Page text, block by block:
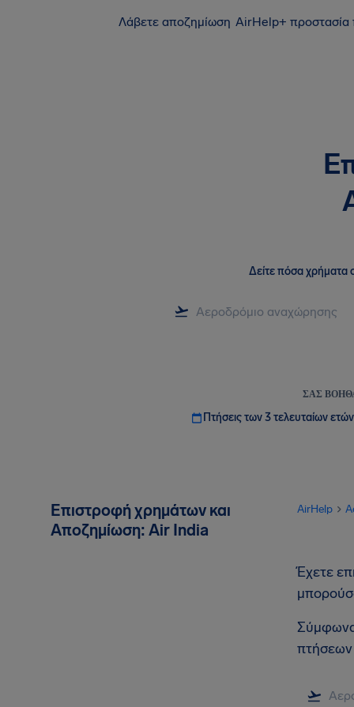
Λάβετε αποζημίωση AirHelp+ προστασία
Δείτε πόσα χρήματα
ΣΑΣ
Πτήσεις των 3 τελευταίων ετών
Επιστροφή χρημάτων και
Αποζημίωση: Air India
AirHelp
Έχετε
Σύμφωνα